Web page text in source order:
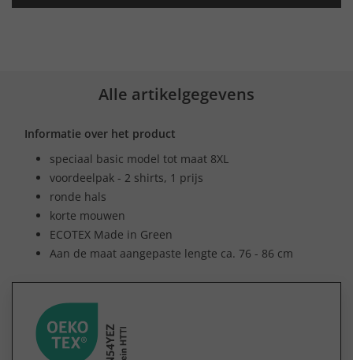
Alle artikelgegevens
Informatie over het product
speciaal basic model tot maat 8XL
voordeelpak - 2 shirts, 1 prijs
ronde hals
korte mouwen
ECOTEX Made in Green
Aan de maat aangepaste lengte ca. 76 - 86 cm